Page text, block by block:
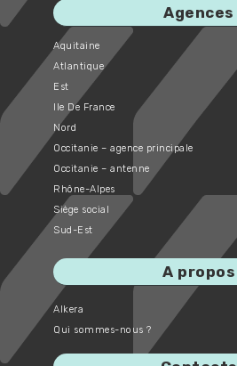
Agences
Aquitaine
Atlantique
Est
Ile De France
Nord
Occitanie – agence principale
Occitanie – antenne
Rhône-Alpes
Siège social
Sud-Est
A propos
Alkera
Qui sommes-nous ?